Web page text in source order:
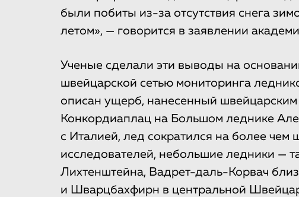
были побиты из-за отсутствия снега
летом», — говорится в заявлении
Ученые сделали эти выводы на
швейцарской сетью мониторинга
описан ущерб, нанесенный
Конкордиаплац на Большом леднике
с Италией, лед сократился на более чем
исследователей, небольшие ледники —
Лихтенштейна, Вадрет-даль-Корвач
и Шварцбахфирн в центральной